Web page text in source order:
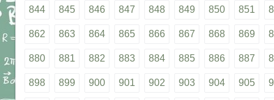
844 845 846 847 848 849 850 851
862 863 864 865 866 867 868 869
880 881 882 883 884 885 886 887
898 899 900 901 902 903 904 905